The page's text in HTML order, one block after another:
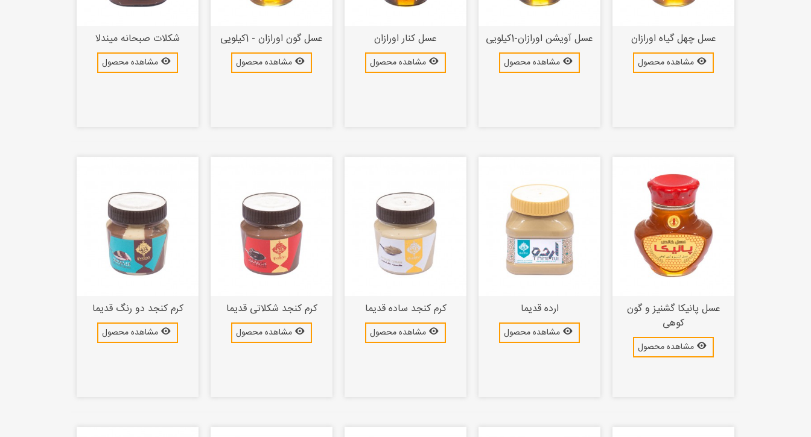
عسل چهل گیاه اورازان
مشاهده محصول
عسل آویشن اورازان-1کیلویی
مشاهده محصول
عسل کنار اورازان
مشاهده محصول
عسل گون اورازان - 1کیلویی
مشاهده محصول
شکلات صبحانه میندلا
مشاهده محصول
عسل پانیکا گشنیز و گون
کوهی
مشاهده محصول
ارده قدیما
مشاهده محصول
کرم کنجد ساده قدیما
مشاهده محصول
کرم کنجد شکلاتی قدیما
مشاهده محصول
کرم کنجد دو رنگ قدیما
مشاهده محصول